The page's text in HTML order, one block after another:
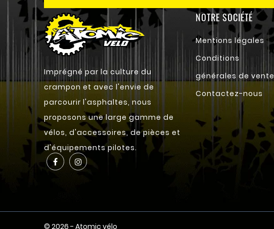
Imprégné par la culture du
crampon et avec l'envie de
parcourir l'asphaltes, nous
proposons une large gamme de
vélos, d'accessoires, de pièces et
d'équipements pilotes.
NOTRE SOCIÉTÉ
Mentions légales
Conditions
générales de vente
Contactez-nous
© 2026 - Atomic vélo